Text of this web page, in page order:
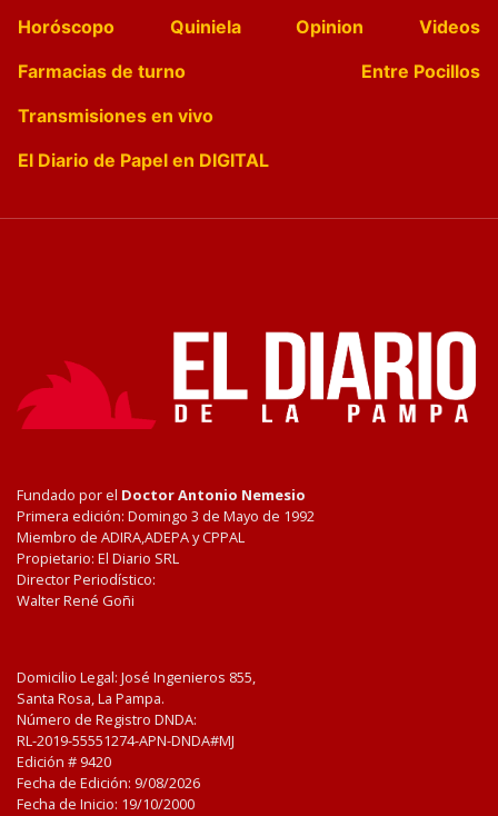
Horóscopo
Quiniela Opinion
Videos
Farmacias de turno
Entre Pocillos
Transmisiones en vivo
El Diario de Papel en DIGITAL
Fundado por el Doctor Antonio Nemesio
Primera edición: Domingo 3 de Mayo de 1992
Miembro de ADIRA,ADEPA y CPPAL
Propietario: El Diario SRL
Director Periodístico:
Walter René Goñi
Domicilio Legal: José Ingenieros 855,
Santa Rosa, La Pampa.
Número de Registro DNDA:
RL-2019-55551274-APN-DNDA#MJ
Edición # 9420
Fecha de Edición: 9/08/2026
Fecha de Inicio: 19/10/2000